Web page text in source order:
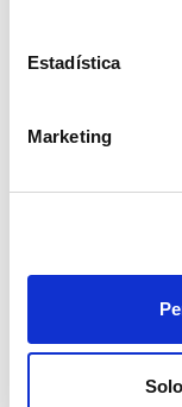
Estadística
Marketing